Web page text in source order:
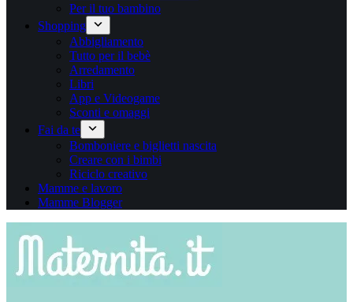
Per il tuo bambino
Shopping
Abbigliamento
Tutto per il bebè
Arredamento
Libri
App e Videogame
Sconti e omaggi
Fai da te
Bomboniere e biglietti nascita
Creare con i bimbi
Riciclo creativo
Mamme e lavoro
Mamme Blogger